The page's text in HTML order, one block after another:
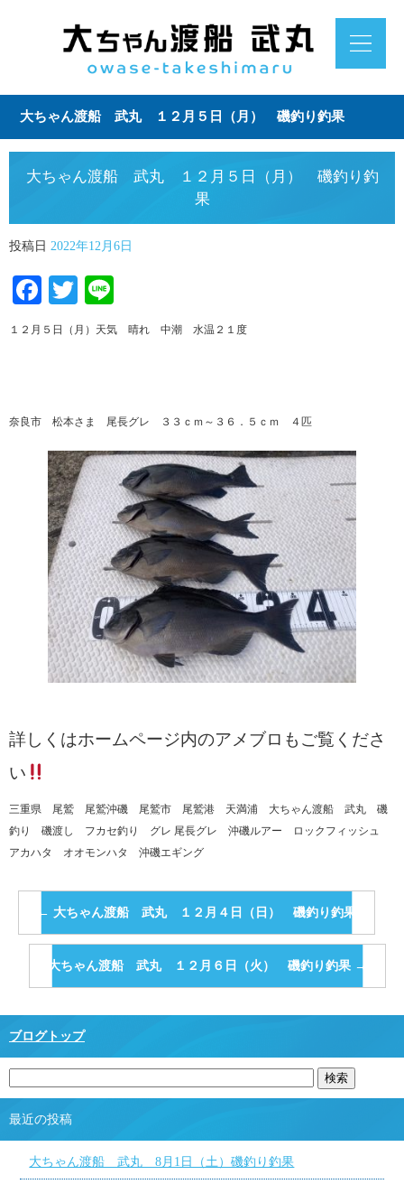
大ちゃん渡船 武丸 １２月５日（月） 磯釣り釣果
大ちゃん渡船 武丸 １２月５日（月） 磯釣り釣
果
投稿日 2022年12月6日
Facebook
Twitter
１２月５日（月）天気 晴れ 中潮 水温２１度
奈良市 松本さま 尾長グレ ３３ｃｍ～３６．５ｃｍ ４匹
詳しくはホームページ内のアメブロもご覧くださ
い
三重県 尾鷲 尾鷲沖磯 尾鷲市 尾鷲港 天満浦 大ちゃん渡船 武丸 磯
釣り 磯渡し フカセ釣り グレ 尾長グレ 沖磯ルアー ロックフィッシュ
アカハタ オオモンハタ 沖磯エギング
← 大ちゃん渡船 武丸 １２月４日（日） 磯釣り釣果
大ちゃん渡船 武丸 １２月６日（火） 磯釣り釣果 →
ブログトップ
最近の投稿
大ちゃん渡船 武丸 8月1日（土）磯釣り釣果